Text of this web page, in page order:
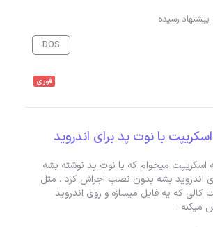
DOS
فوری
با نوت پد برای اندروید
اسکریپت میخوام که با نوت پد نوشته بشه
اندروید بشه بدون نصب اجراش کرد . مثل
کالی که یه فایل میسازه و روی اندروید
میکنه .